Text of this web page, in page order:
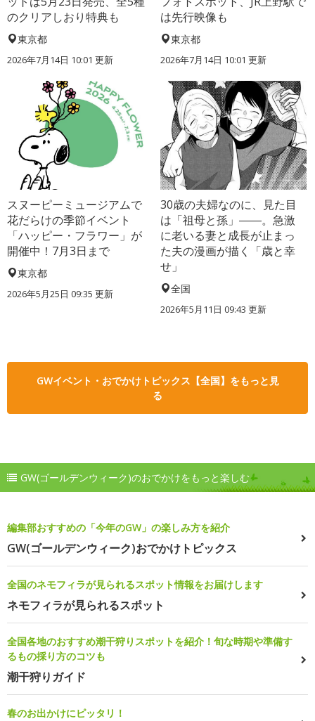
のクリアしおり特典も
東京都
2026年7月14日 10:01 更新
は先行映像も
東京都
2026年7月14日 10:01 更新
スヌーピーミュージアムで
花だらけの季節イベント
「ハッピー・フラワー」が
開催中！7月3日まで
東京都
2026年5月25日 09:35 更新
30歳の夫婦なのに、見た目
は「祖母と孫」――。急激
に老いる妻と成長が止まっ
た夫の漫画が描く「歳と幸
せ」
全国
2026年5月11日 09:43 更新
GWイベント・おでかけトピックス【全国】をもっと見
る
GW(ゴールデンウィーク)のおでかけをもっと楽しむ
編集部おすすめの「今年のGW」の楽しみ方を紹介
GW(ゴールデンウィーク)おでかけトピックス
全国のネモフィラが見られるスポット情報をお届けします
ネモフィラが見られるスポット
全国各地のおすすめ潮干狩りスポットを紹介！旬な時期や準備す
るもの採り方のコツも
潮干狩りガイド
春のお出かけにピッタリ！